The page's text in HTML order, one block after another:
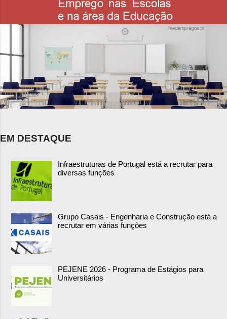
EM DESTAQUE
Infraestruturas de Portugal está a recrutar para
diversas funções
Grupo Casais - Engenharia e Construção está a
recrutar em várias funções
PEJENE 2026 - Programa de Estágios para
Universitários